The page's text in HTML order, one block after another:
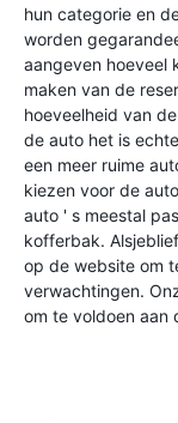
hun categorie en
worden
aangeven hoeveel
maken van de
hoeveelheid van
de auto het is
een meer ruime
kiezen voor de
auto ' s meestal
kofferbak.
op de website om
verwachtingen.
om te voldoen aan